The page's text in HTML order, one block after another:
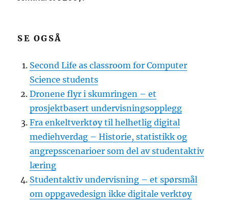
SE OGSÅ
Second Life as classroom for Computer
Science students
Dronene flyr i skumringen – et
prosjektbasert undervisningsopplegg
Fra enkeltverktøy til helhetlig digital
mediehverdag – Historie, statistikk og
angrepsscenarioer som del av studentaktiv
læring
Studentaktiv undervisning – et spørsmål
om oppgavedesign ikke digitale verktøy